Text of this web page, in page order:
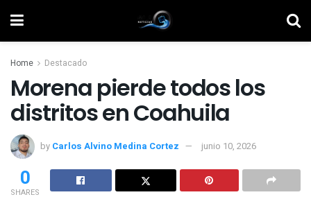
Home Destacado
Morena pierde todos los
distritos en Coahuila
by Carlos Alvino Medina Cortez junio 10, 2026
0
SHARES